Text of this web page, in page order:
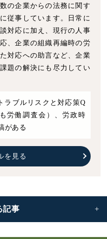
記事
の企業からの法務に関す
従事しています。日常に
対応に加え、現行の人事
、企業の組織再編時の労
対応への助言など、企業
題の解決にも尽力してい
ラブルリスクと対応策Q
労働調査会）、労政時
がある
を見る